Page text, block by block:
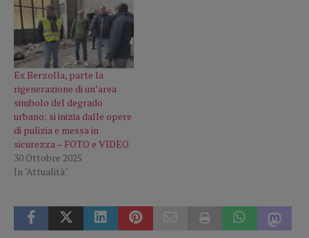
Ex Berzolla, parte la
rigenerazione di un’area
simbolo del degrado
urbano: si inizia dalle opere
di pulizia e messa in
sicurezza – FOTO e VIDEO
30 Ottobre 2025
In "Attualità"